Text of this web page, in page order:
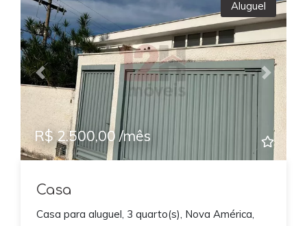
Previous Next
Aluguel
R$ 2.500,00 /mês
Casa
Casa para aluguel, 3 quarto(s), Nova América,